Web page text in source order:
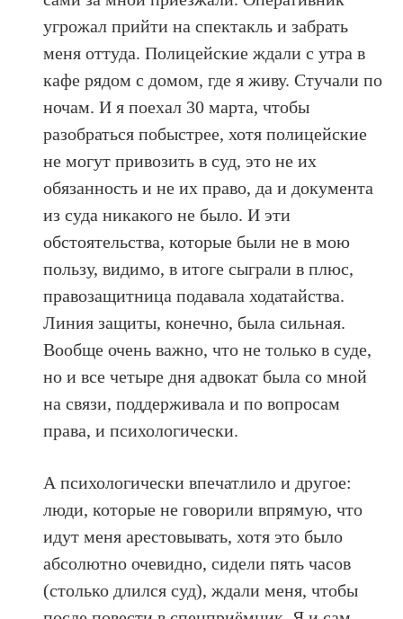
угрожал прийти на спектакль и забрать
меня оттуда. Полицейские ждали с утра в
кафе рядом с домом, где я живу. Стучали по
ночам. И я поехал 30 марта, чтобы
разобраться побыстрее, хотя полицейские
не могут привозить в суд, это не их
обязанность и не их право, да и документа
из суда никакого не было. И эти
обстоятельства, которые были не в мою
пользу, видимо, в итоге сыграли в плюс,
правозащитница подавала ходатайства.
Линия защиты, конечно, была сильная.
Вообще очень важно, что не только в суде,
но и все четыре дня адвокат была со мной
на связи, поддерживала и по вопросам
права, и психологически.
А психологически впечатлило и другое:
люди, которые не говорили впрямую, что
идут меня арестовывать, хотя это было
абсолютно очевидно, сидели пять часов
(столько длился суд), ждали меня, чтобы